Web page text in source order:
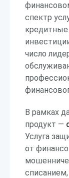
спектр
число
В рамках
продукт —
Услуга
от